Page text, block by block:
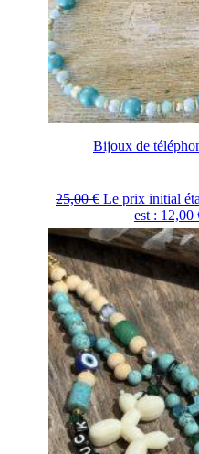
Bijoux de
25,00€ Le prix initial
est : 12,00